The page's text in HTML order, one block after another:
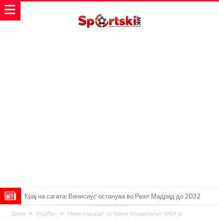
Крај на сагата: Винисиус останува во Реал Мадрид до 2032
година
Директор на ФИА за драмата во Формула 1: Не можеме да одиме
Дома Фудбал
Нова скандал го тресе Мундијалот: ФБИ ја